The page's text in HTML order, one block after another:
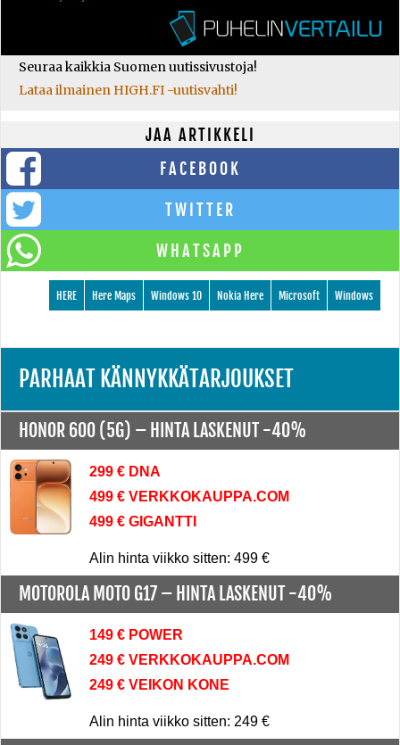
Seuraa kaikkia Suomen uutissivustoja!
Lataa ilmainen HIGH.FI -uutisvahti!
JAA ARTIKKELI
FACEBOOK
TWITTER
WHATSAPP
Windows
Microsoft
Nokia Here
Windows 10
Here Maps
HERE
PARHAAT KÄNNYKKÄTARJOUKSET
HONOR 600 (5G) – HINTA LASKENUT -40%
299 € DNA
499 € VERKKOKAUPPA.COM
499 € GIGANTTI
Alin hinta viikko sitten: 499 €
MOTOROLA MOTO G17 – HINTA LASKENUT -40%
149 € POWER
249 € VERKKOKAUPPA.COM
249 € VEIKON KONE
Alin hinta viikko sitten: 249 €